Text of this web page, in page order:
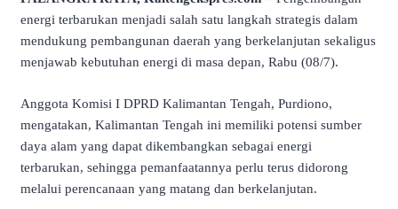
energi terbarukan menjadi salah satu langkah strategis dalam
mendukung pembangunan daerah yang berkelanjutan sekaligus
menjawab kebutuhan energi di masa depan, Rabu (08/7).
Anggota Komisi I DPRD Kalimantan Tengah, Purdiono,
mengatakan, Kalimantan Tengah ini memiliki potensi sumber
daya alam yang dapat dikembangkan sebagai energi
terbarukan, sehingga pemanfaatannya perlu terus didorong
melalui perencanaan yang matang dan berkelanjutan.